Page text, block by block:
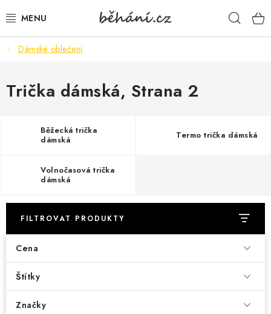
na
BOTY PÁNSKÉ
BOTY DÁMSKÉ
DÁMSKÉ OBLEČENÍ
DOPLŇKY
KONTAKT
BOTY DĚTSKÉ
Dámské oblečení
Trička dámská, Strana 2
Běžecká trička
dámská
Termo trička dámská
Volnočasová trička
dámská
FILTROVAT PRODUKTY
Cena
Štítky
Značky